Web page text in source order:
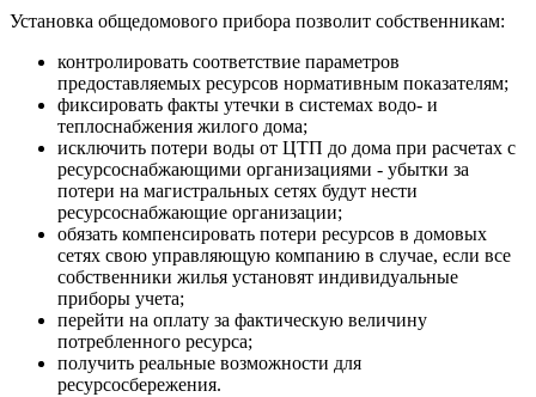
Установка общедомового прибора позволит собственникам:
контролировать соответствие параметров
предоставляемых ресурсов нормативным показателям;
фиксировать факты утечки в системах водо- и
теплоснабжения жилого дома;
исключить потери воды от ЦТП до дома при расчетах с
ресурсоснабжающими организациями - убытки за
потери на магистральных сетях будут нести
ресурсоснабжающие организации;
обязать компенсировать потери ресурсов в домовых
сетях свою управляющую компанию в случае, если все
собственники жилья установят индивидуальные
приборы учета;
перейти на оплату за фактическую величину
потребленного ресурса;
получить реальные возможности для
ресурсосбережения.